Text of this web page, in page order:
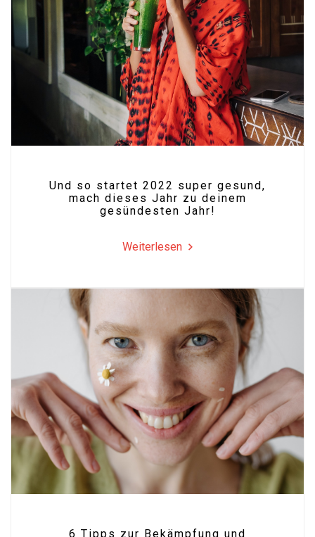
Und so startet 2022 super gesund,
mach dieses Jahr zu deinem
gesündesten Jahr!
Weiterlesen
6 Tipps zur Bekämpfung und